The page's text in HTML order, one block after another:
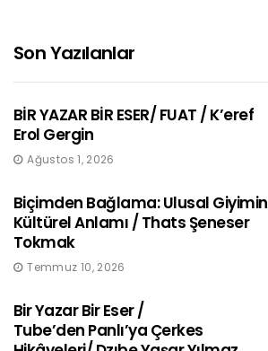
Son Yazılanlar
BİR YAZAR BİR ESER/ FUAT / K’eref
Erol Gergin
Ağustos 1, 2026
Biçimden Bağlama: Ulusal Giyimin
Kültürel Anlamı / Thats Şeneser
Tokmak
Temmuz 10, 2026
Bir Yazar Bir Eser /
Tube’den Panlı’ya Çerkes